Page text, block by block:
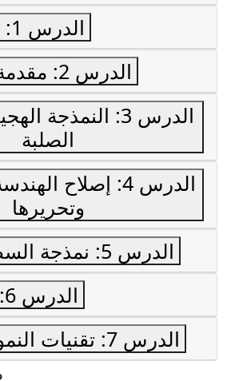
الدرس 1: فهم الأسطح
الدرس 2: مقدمة في السطح
الدرس 3: النمذجة
الصلبة
الدرس 4: إصلاح
وتحريرها
الدرس 5: نمذجة السطح المتقدمة
الدرس 6: يمزج والبقع
الدرس 7: تقنيات النموذج الرئيسي